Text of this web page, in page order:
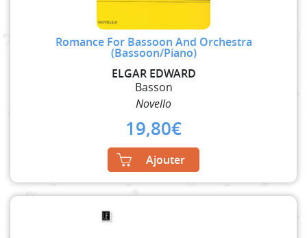
Romance For Bassoon And Orchestra
(Bassoon/Piano)
ELGAR EDWARD
Basson
Novello
19,80€
Ajouter